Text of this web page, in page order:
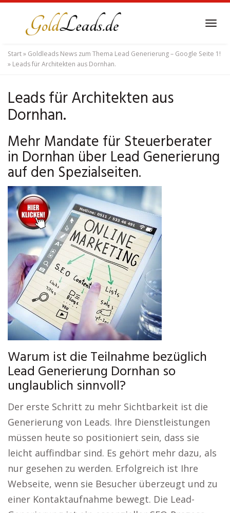
content
Start» Goldleads News zum Thema Lead Generierung – Google Seite 1!
» Leads für Architekten aus Dornhan.
Leads für Architekten aus
Dornhan.
Mehr Mandate für Steuerberater
in Dornhan über Lead Generierung
auf den Spezialseiten.
Warum ist die Teilnahme bezüglich
Lead Generierung Dornhan so
unglaublich sinnvoll?
Der erste Schritt zu mehr Sichtbarkeit ist die
Generierung von Leads. Ihre Dienstleistungen
müssen heute so positioniert sein, dass sie
leicht auffindbar sind. Es gehört mehr dazu, als
nur gesehen zu werden. Erfolgreich ist Ihre
Webseite, wenn sie Besucher überzeugt und zu
einer Kontaktaufnahme bewegt. Die Lead-